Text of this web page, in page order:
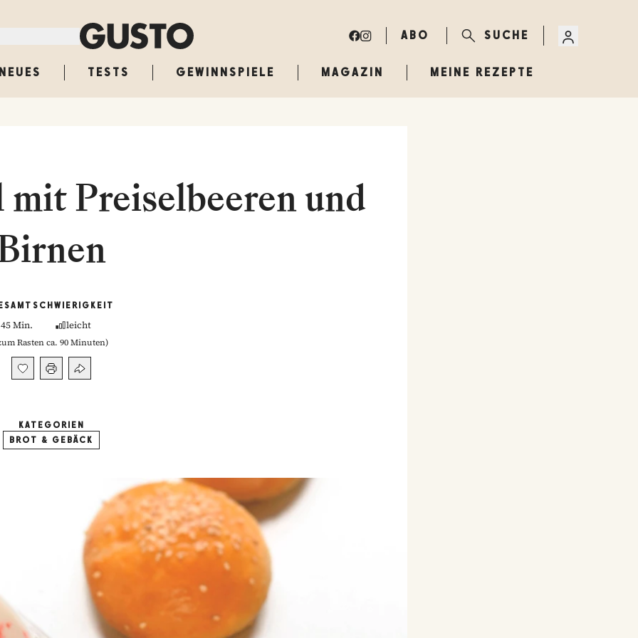
ABO SUCHE
TESTS GEWINNSPIELE MAGAZIN MEINE REZEPTE
Preiselbeeren und
45 Min.
SCHWIERIGKEIT
leicht
Rasten ca. 90 Minuten)
KATEGORIEN
BROT & GEBÄCK